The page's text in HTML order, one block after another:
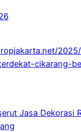
cikarang-
Jasa Dekorasi